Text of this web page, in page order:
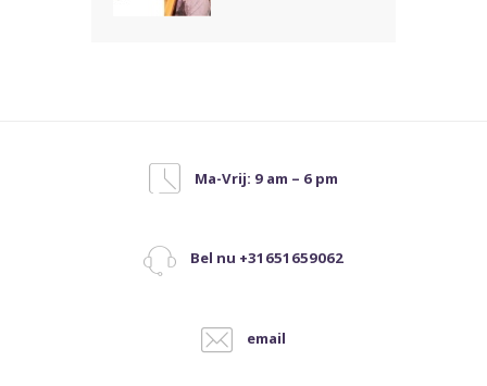
Ma-Vrij: 9 am – 6 pm
Bel nu +31651659062
email